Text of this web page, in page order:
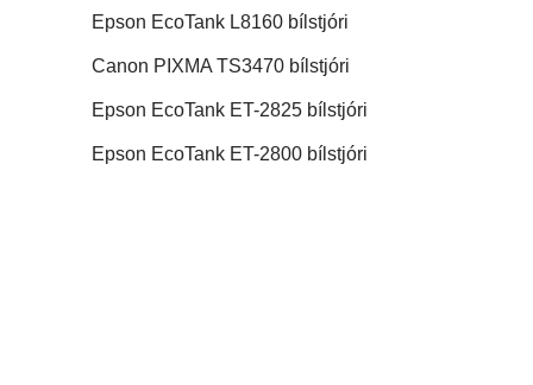
Epson EcoTank L8160 bílstjóri
Canon PIXMA TS3470 bílstjóri
Epson EcoTank ET-2825 bílstjóri
Epson EcoTank ET-2800 bílstjóri